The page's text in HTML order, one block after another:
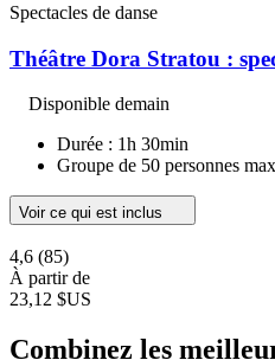
Spectacles de danse
Théâtre Dora Stratou :
Disponible demain
Durée : 1h 30min
Groupe de 50 personnes
Voir ce qui est inclus
4,6 (85)
À partir de
23,12 $US
Combinez les